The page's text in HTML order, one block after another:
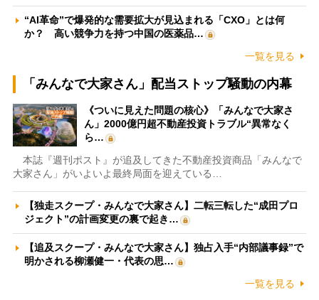
“AI革命”で爆発的な需要拡大が見込まれる「CXO」とは何
か？ 高い競争力を持つ中国の医薬品…
一覧を見る
「みんなで大家さん」配当ストップ騒動の内幕
《ついに見えた問題の核心》「みんなで大家さ
ん」2000億円超不動産投資トラブル“異常なく
ら…
本誌『週刊ポスト』が追及してきた不動産投資商品「みんなで
大家さん」がいよいよ最終局面を迎えている…
【独走スクープ・みんなで大家さん】二転三転した“成田プロ
ジェクト”の計画変更の裏で起き…
【追及スクープ・みんなで大家さん】独占入手“内部議事録”で
明かされる柳瀬健一・代表の思…
一覧を見る